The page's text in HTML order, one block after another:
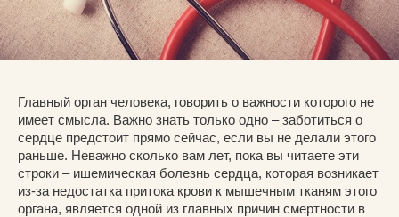
Главный орган человека, говорить о важности которого не
имеет смысла. Важно знать только одно – заботиться о
сердце предстоит прямо сейчас, если вы не делали этого
раньше. Неважно сколько вам лет, пока вы читаете эти
строки – ишемическая болезнь сердца, которая возникает
из-за недостатка притока крови к мышечным тканям этого
органа, является одной из главных причин смертности в